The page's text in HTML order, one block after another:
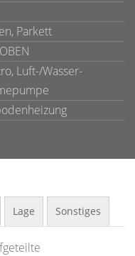
Parkett
Luft-/Wasser-
Lage Sonstiges